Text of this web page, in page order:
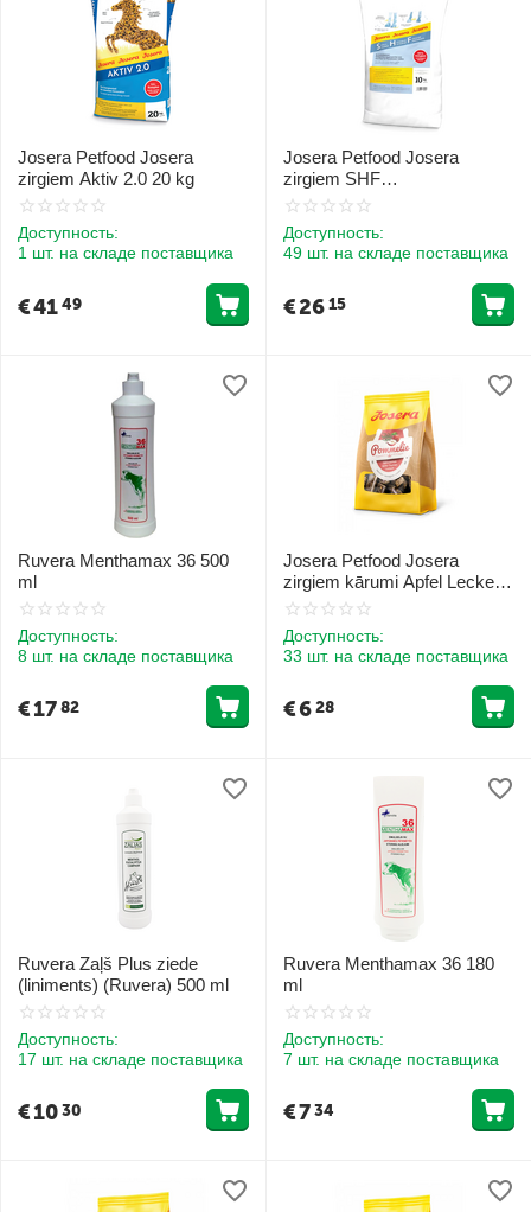
Josera Petfood Josera
zirgiem Aktiv 2.0 20 kg
Доступность:
1 шт. на складе поставщика
€4149
Josera Petfood Josera
zirgiem SHF
(Stall.Hygiene.Frische) 10 kg
Доступность:
49 шт. на складе поставщика
€2615
Ruvera Menthamax 36 500
ml
Доступность:
8 шт. на складе поставщика
€1782
Josera Petfood Josera
zirgiem kārumi Apfel Leckerli
Pommelie 900 g
Доступность:
33 шт. на складе поставщика
€628
Ruvera Zaļš Plus ziede
(liniments) (Ruvera) 500 ml
Доступность:
17 шт. на складе поставщика
€1030
Ruvera Menthamax 36 180
ml
Доступность:
7 шт. на складе поставщика
€734